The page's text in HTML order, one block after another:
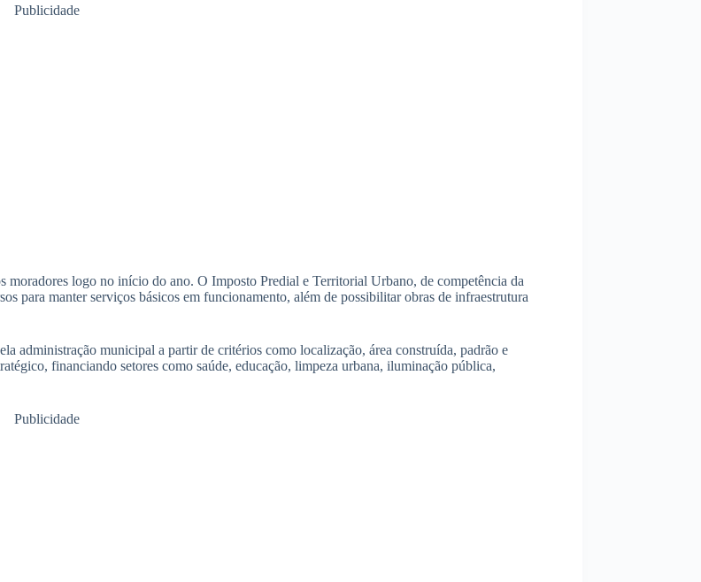
Publicidade
logo no início do ano. O Imposto Predial e Territorial Urbano, de competência da
para manter serviços básicos em funcionamento, além de possibilitar obras de infraestrutura
administração municipal a partir de critérios como localização, área construída, padrão e
financiando setores como saúde, educação, limpeza urbana, iluminação pública,
Publicidade